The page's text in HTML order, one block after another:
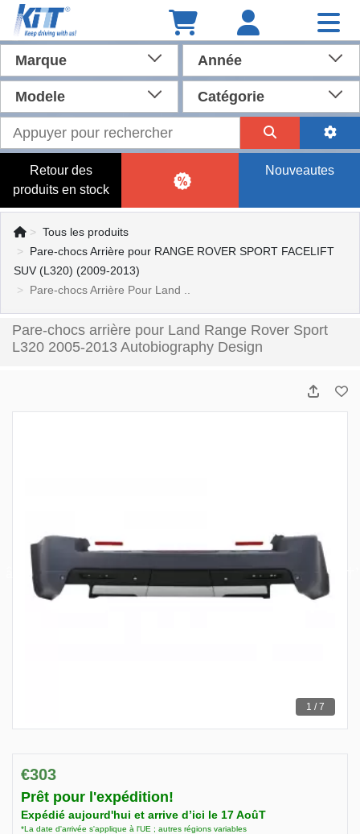
Marque Année
Modele Catégorie
Retour des
produits en stock
Nouveautes
Tous les produits
Pare-chocs Arrière pour RANGE ROVER SPORT FACELIFT
SUV (L320) (2009-2013)
Pare-chocs Arrière Pour Land ..
Pare-chocs arrière pour Land Range Rover Sport
L320 2005-2013 Autobiography Design
1 / 7
€303
Prêt pour l'expédition!
Expédié aujourd'hui et arrive d’ici le 17 AoûT
*La date d'arrivée s'applique à l'UE ; autres régions variables